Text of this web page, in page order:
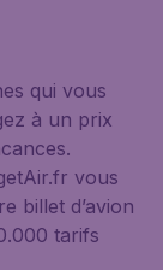
qui vous
à un prix
vous
billet d’avion
tarifs